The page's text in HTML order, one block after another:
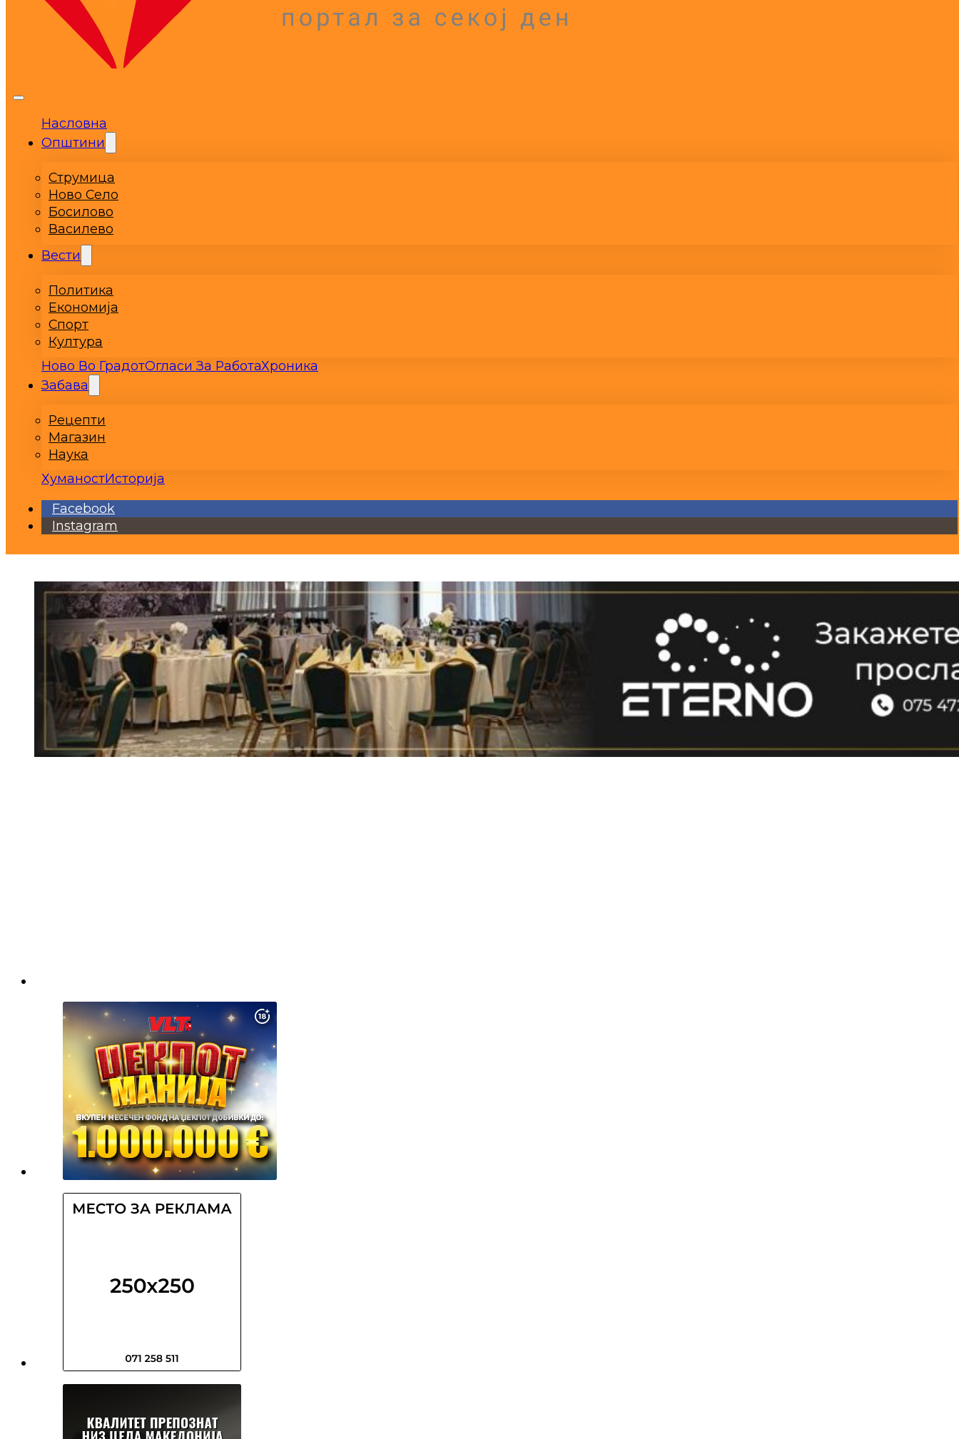
Насловна
Општини
Струмица
Ново Село
Босилово
Василево
Вести
Политика
Економија
Спорт
Култура
Ново Во ГрадотОгласи За РаботаХроника
Забава
Рецепти
Магазин
Наука
ХуманостИсторија
Facebook
Instagram